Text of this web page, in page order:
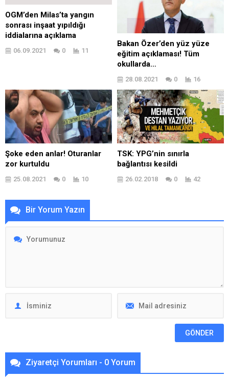
OGM’den Milas’ta yangın
sonrası inşaat yıpıldığı
iddialarına açıklama
06.09.2021 0 11
Bakan Özer’den yüz yüze
eğitim açıklaması! Tüm
okullarda…
28.08.2021 0 16
Şoke eden anlar! Oturanlar
zor kurtuldu
25.08.2021 0 10
TSK: YPG’nin sınırla
bağlantısı kesildi
26.02.2018 0 42
Bir Yorum Yazın
Ziyaretçi Yorumları - 0 Yorum